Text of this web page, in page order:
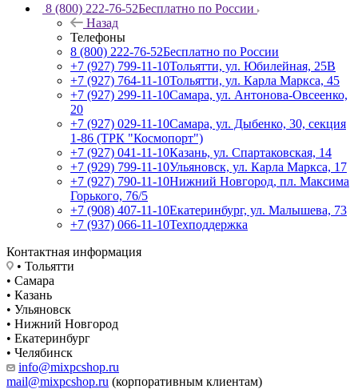
8 (800) 222-76-52Бесплатно по России
Назад
Телефоны
8 (800) 222-76-52Бесплатно по России
+7 (927) 799-11-10Тольятти, ул. Юбилейная, 25В
+7 (927) 764-11-10Тольятти, ул. Карла Маркса, 45
+7 (927) 299-11-10Самара, ул. Антонова-Овсеенко,
20
+7 (927) 029-11-10Самара, ул. Дыбенко, 30, секция
1-86 (ТРК "Космопорт")
+7 (927) 041-11-10Казань, ул. Спартаковская, 14
+7 (929) 799-11-10Ульяновск, ул. Карла Маркса, 17
+7 (927) 790-11-10Нижний Новгород, пл. Максима
Горького, 76/5
+7 (908) 407-11-10Екатеринбург, ул. Малышева, 73
+7 (937) 066-11-10Техподдержка
Контактная информация
• Тольятти
• Самара
• Казань
• Ульяновск
• Нижний Новгород
• Екатеринбург
• Челябинск
info@mixpcshop.ru
mail@mixpcshop.ru (корпоративным клиентам)